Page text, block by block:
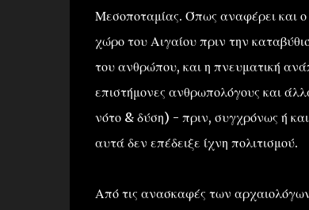
Μεσοποταμίας. Όπως αναφέρει και ο
χώρο του Αιγαίου πριν την
του ανθρώπου, και η πνευματική
επιστήμονες ανθρωπολόγους και
νότο & δύση) - πριν, συγχρόνως ή
αυτά δεν επέδειξε ίχνη πολιτισμού.
Από τις ανασκαφές των